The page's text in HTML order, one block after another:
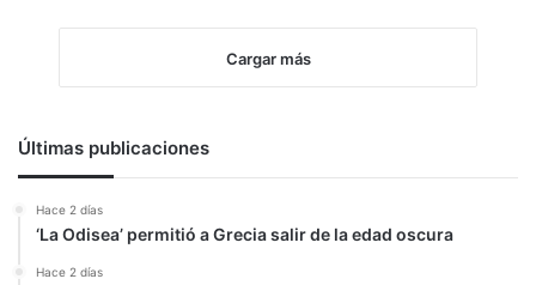
Cargar más
Últimas publicaciones
Hace 2 días
‘La Odisea’ permitió a Grecia salir de la edad oscura
Hace 2 días